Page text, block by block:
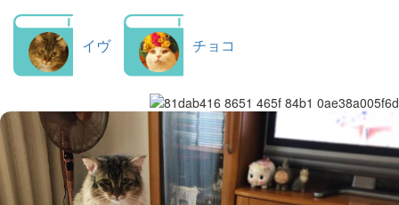
イヴ チョコ